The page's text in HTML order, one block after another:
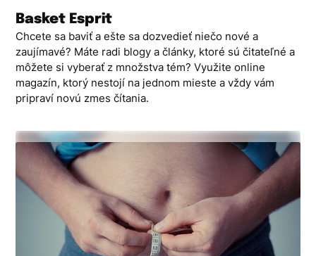
content
Basket Esprit
Chcete sa baviť a ešte sa dozvedieť niečo nové a
zaujímavé? Máte radi blogy a články, ktoré sú čitateľné a
môžete si vyberať z množstva tém? Využite online
magazín, ktorý nestojí na jednom mieste a vždy vám
pripraví novú zmes čítania.